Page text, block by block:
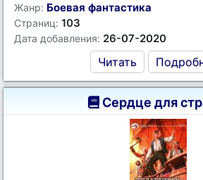
Жанр: Боевая фантастика
Страниц: 103
Дата добавления: 26-07-2020
Читать
Сердце для